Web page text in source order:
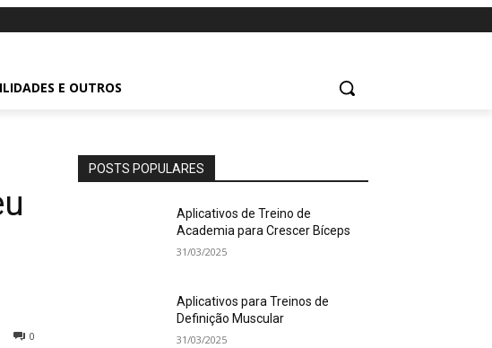
E OUTROS
0
POSTS POPULARES
Aplicativos de Treino de
Academia para Crescer Bíceps
31/03/2025
Aplicativos para Treinos de
Definição Muscular
31/03/2025